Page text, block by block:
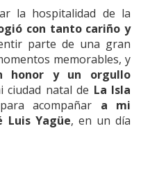
la hospitalidad de la
con tanto cariño y
parte de una gran
memorables, y
honor y un orgullo
ciudad natal de La Isla
acompañar a mi
Luis Yagüe, en un día